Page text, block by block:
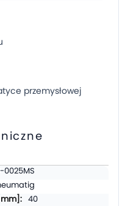
przemysłowej
40